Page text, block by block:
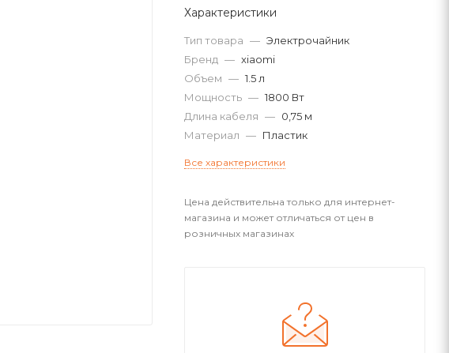
Характеристики
Тип товара — Электрочайник
Бренд — xiaomi
Объем — 1.5 л
Мощность — 1800 Вт
Длина кабеля — 0,75 м
Материал — Пластик
Все характеристики
Цена действительна только для интернет-
магазина и может отличаться от цен в
розничных магазинах